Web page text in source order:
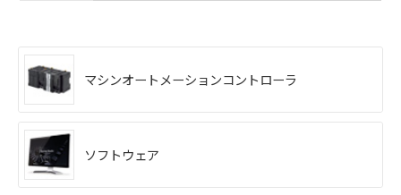
マシンオートメーションコントローラ
ソフトウェア